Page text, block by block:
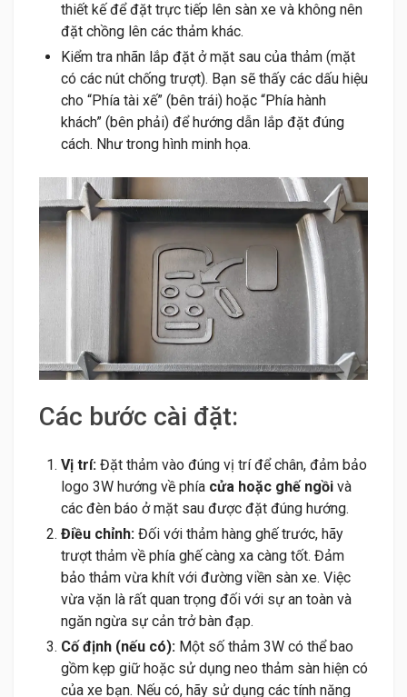
thiết kế để đặt trực tiếp lên sàn xe và không nên
đặt chồng lên các thảm khác.
Kiểm tra nhãn lắp đặt ở mặt sau của thảm (mặt
có các nút chống trượt). Bạn sẽ thấy các dấu hiệu
cho “Phía tài xế” (bên trái) hoặc “Phía hành
khách” (bên phải) để hướng dẫn lắp đặt đúng
cách. Như trong hình minh họa.
Các bước cài đặt:
Vị trí: Đặt thảm vào đúng vị trí để chân, đảm bảo
logo 3W hướng về phía cửa hoặc ghế ngồi và
các đèn báo ở mặt sau được đặt đúng hướng.
Điều chỉnh: Đối với thảm hàng ghế trước, hãy
trượt thảm về phía ghế càng xa càng tốt. Đảm
bảo thảm vừa khít với đường viền sàn xe. Việc
vừa vặn là rất quan trọng đối với sự an toàn và
ngăn ngừa sự cản trở bàn đạp.
Cố định (nếu có): Một số thảm 3W có thể bao
gồm kẹp giữ hoặc sử dụng neo thảm sàn hiện có
của xe bạn. Nếu có, hãy sử dụng các tính năng